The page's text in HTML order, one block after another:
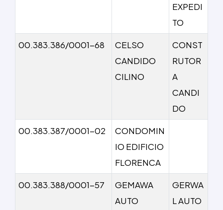
EXPEDI
TO
00.383.386/0001-68
CELSO
CANDIDO
CILINO
CONST
RUTOR
A
CANDI
DO
00.383.387/0001-02
CONDOMIN
IO EDIFICIO
FLORENCA
00.383.388/0001-57
GEMAWA
AUTO
GERWA
L AUTO